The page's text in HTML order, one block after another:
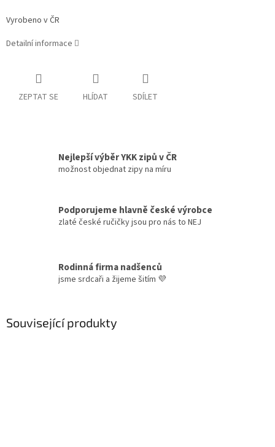
Vyrobeno v ČR
Detailní informace
ZEPTAT SE HLÍDAT SDÍLET
Nejlepší výběr YKK zipů v ČR
možnost objednat zipy na míru
Podporujeme hlavně české výrobce
zlaté české ručičky jsou pro nás to NEJ
Rodinná firma nadšenců
jsme srdcaři a žijeme šitím 💜
Související produkty